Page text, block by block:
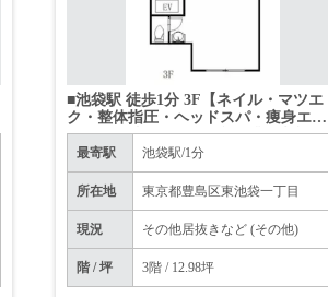
■池袋駅 徒歩1分 3F【ネイル・マツエ
ク・整体指圧・ヘッドスパ・痩身エス
テ・整骨院・軽飲⾷可能（業種相談可
能）】
最寄駅 池袋駅/1分
所在地 東京都豊島区東池袋一丁目
現況 その他居抜きなど (その他)
階 / 坪 3階 / 12.98坪